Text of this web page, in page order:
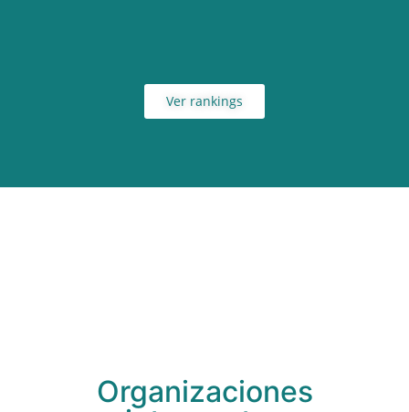
Ver rankings
Organizaciones